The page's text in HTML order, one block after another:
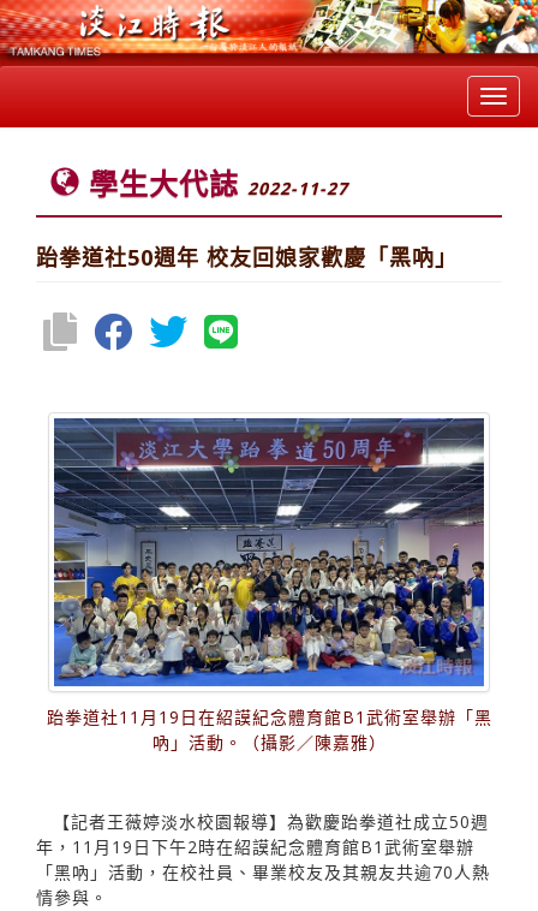
學生大代誌 2022-11-27
跆拳道社50週年 校友回娘家歡慶「黑吶」
跆拳道社11月19日在紹謨紀念體育館B1武術室舉辦「黑
吶」活動。（攝影／陳嘉雅）
【記者王薇婷淡水校園報導】為歡慶跆拳道社成立50週
年，11月19日下午2時在紹謨紀念體育館B1武術室舉辦
「黑吶」活動，在校社員、畢業校友及其親友共逾70人熱
情參與。